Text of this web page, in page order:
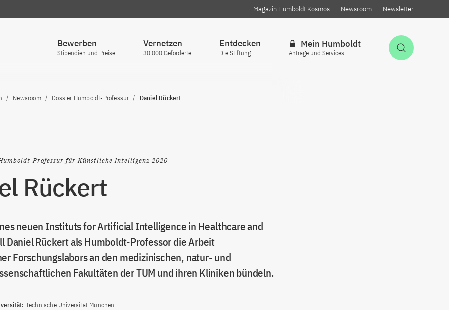
Magazin Humboldt Kosmos Newsroom Newsletter
Bewerben
Stipendien und Preise
Vernetzen
30.000 Geförderte
Entdecken
Die Stiftung
Mein Humboldt
Anträge und Services
Newsroom Dossier Humboldt-Professur Daniel Rückert
Professur für Künstliche Intelligenz 2020
Rückert
neuen Instituts for Artificial Intelligence in Healthcare and
Daniel Rückert als Humboldt-Professor die Arbeit
Forschungslabors an den medizinischen, natur- und
Fakultäten der TUM und ihren Kliniken bündeln.
Technische Universität München